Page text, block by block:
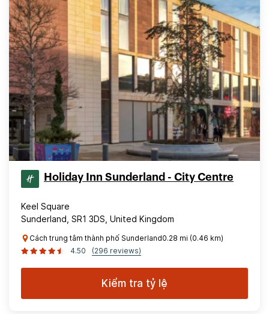
Holiday Inn Sunderland - City Centre
Keel Square
Sunderland, SR1 3DS, United Kingdom
Cách trung tâm thành phố Sunderland0.28 mi (0.46 km)
4.50
(296 reviews)
Kiểm tra tỷ lệ